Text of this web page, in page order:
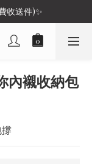
收送件)✨
內襯收納包